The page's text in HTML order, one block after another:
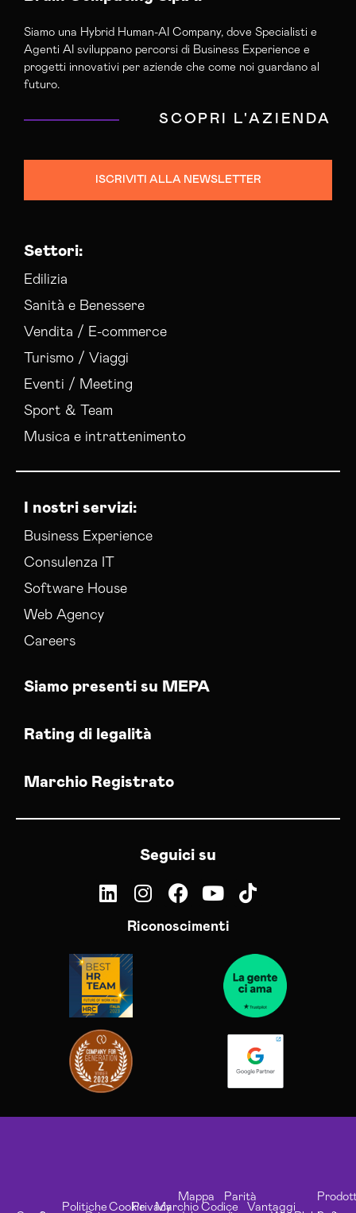
Agenzia Web Marketing Potenza
Campagne Adv Social Potenza
Campagne Advertising Potenza
Campagne Native Advertising Potenza
Gestione Campagne Google Ads Potenza
Gestione Social Media Potenza
Social Media Advertising Potenza
Sviluppo Ecommerce Potenza
Web Agency Potenza
Siamo una Hybrid Human-AI Company, dove Specialisti e
Agenti AI sviluppano percorsi di Business Experience e
progetti innovativi per aziende che come noi guardano al
futuro.
SCOPRI L'AZIENDA
ISCRIVITI ALLA NEWSLETTER
Settori:
Edilizia
Sanità e Benessere
Vendita / E-commerce
Turismo / Viaggi
Eventi / Meeting
Sport & Team
Musica e intrattenimento
I nostri servizi:
Business Experience
Consulenza IT
Software House
Web Agency
Careers
Siamo presenti su MEPA
Rating di legalità
Marchio Registrato
Seguici su
Riconoscimenti
Politiche CookiePrivacyMarchio
Mappa
Codice
Parità
Vantaggi